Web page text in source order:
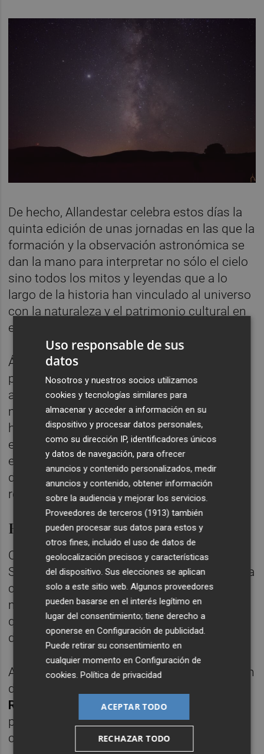
De hecho, Allandestar celebra estos días la
quinta edición de unas jornadas en las que la
formación y la observación astronómica se
dan la mano para interpretar no sólo el cielo
sino todos los mitos y leyendas que a lo
largo de la historia han vinculado al universo
con la naturaleza y el patrimonio cultural en
este entorno rural.
Álvarez proyecta, asimismo, rutas guiadas
por la noche en el campo para avistar
animales nocturnos, como sapos o
murciélagos, que algunas culturas también
han vinculado con la astronomía, sin olvidar
el componente culinario, con recetas como
el pote asturiano, el pudin de verduras, paté
de morcilla, cordero asado o cebollas
rellenas de carne.
Entre un mar de encinas
Otro de los enclaves declarados reserva
Starlight se encuentra en pleno corazón de la
comarca de Los Pedroches (Córdoba), en
medio de una inmensa dehesa de encinar
que logró dicho reconocimiento en
diciembre de 2016.
Aquí se localiza la casa rural Obejuelo-Balcón
de Los Pedroches y, una de sus socias,
Rosario Rojas
, subraya a Efe que ha sido el
primero de Córdoba en hacerse con el
certificado.
Uso responsable de sus
datos
Nosotros y nuestros socios utilizamos
cookies y tecnologías similares para
almacenar y acceder a información en su
dispositivo y procesar datos personales,
como su dirección IP, identificadores únicos
y datos de navegación, para ofrecer
anuncios y contenido personalizados, medir
anuncios y contenido, obtener información
sobre la audiencia y mejorar los servicios.
Proveedores de terceros (1913) también
pueden procesar sus datos para estos y
otros fines, incluido el uso de datos de
geolocalización precisos y características
del dispositivo. Sus elecciones se aplican
solo a este sitio web. Algunos proveedores
pueden basarse en el interés legítimo en
lugar del consentimiento; tiene derecho a
oponerse enConfiguración de publicidad
Puede retirar su consentimiento en
cualquier momento enConfiguración de
cookies .Política de privacidad
ACEPTAR TODO
RECHAZAR TODO